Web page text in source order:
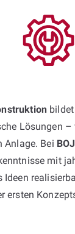
Lösungen –
Anlage. Bei
mit
Ideen
ersten